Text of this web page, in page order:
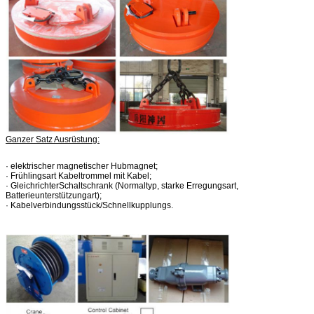
Ganzer Satz Ausrüstung:
· elektrischer magnetischer Hubmagnet;
· Frühlingsart Kabeltrommel mit Kabel;
· GleichrichterSchaltschrank (Normaltyp, starke Erregungsart,
Batterieunterstützungart);
· Kabelverbindungsstück/Schnellkupplungs.